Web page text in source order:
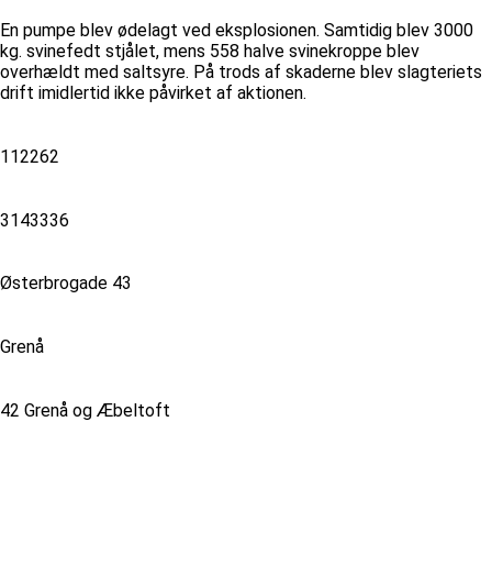
En pumpe blev ødelagt ved eksplosionen. Samtidig blev 3000
kg. svinefedt stjålet, mens 558 halve svinekroppe blev
overhældt med saltsyre. På trods af skaderne blev slagteriets
drift imidlertid ikke påvirket af aktionen.
112262
3143336
Østerbrogade 43
Grenå
42 Grenå og Æbeltoft